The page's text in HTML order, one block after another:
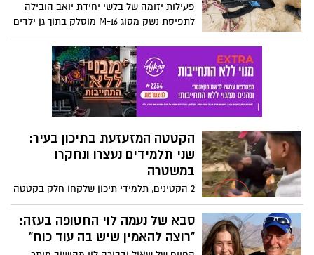
הרבה יותר: "לא ברור אם מדובר בפריצת
סייבר, אך זה נמצא בבדיקה"
פעילות יזומה של בלשי יחידת יואב הובילה
לתפיסת נשק מסוג M-16 מוסלק בתוך גן ילדים
בישוב שגב שלום. צפו ברגעי חשיפת המסתור
הקטטה המזעזעת בתיכון בעיר:
שני תלמידים נעצרו ונחקרו
במשטרה
2 הקטינים, תלמידי תיכון שלקחו חלק בקטטה
במקיף "אמית" בעיר - נחקרים כעת בתחנת
באר שבע
סבא של נעמה לוי החטופה בעזה:
"רוצה להאמין שיש בה עוד כוח"